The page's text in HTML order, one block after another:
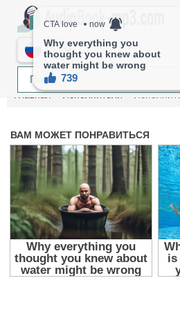
RU
Главная Исполнители